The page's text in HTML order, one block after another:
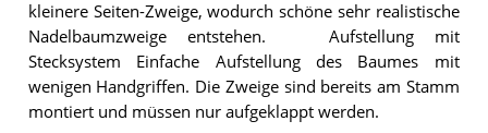
kleinere Seiten-Zweige, wodurch schöne sehr realistische
Nadelbaumzweige entstehen. Aufstellung mit
Stecksystem Einfache Aufstellung des Baumes mit
wenigen Handgriffen. Die Zweige sind bereits am Stamm
montiert und müssen nur aufgeklappt werden.